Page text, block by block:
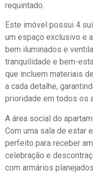
requintado.
Este imóvel possui 4
um espaço exclusivo e
bem iluminados e
tranquilidade e bem-
que incluem materiais
a cada detalhe,
prioridade em todos os
A área social do
Com uma sala de estar
perfeito para receber
celebração e
com armários